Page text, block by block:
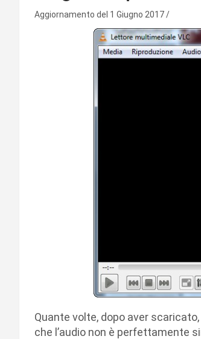
Aggiornamento del 1 Giugno 2017
Quante volte, dopo aver
che l’audio non è perfettamente